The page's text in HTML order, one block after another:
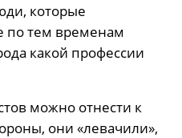
которые
по тем временам
какой профессии
можно отнести к
они «левачили»,